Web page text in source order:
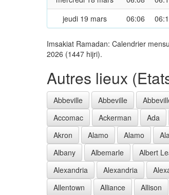
jeudi 19 mars
06:06
Imsakiat Ramadan: Calendrier
2026 (1447 hijri).
Autres lieux
Abbeville Abbeville
Accomac
Ackerman Ada
Akron
Alamo Alamo
Albany
Albemarle Albert
Alexandria
Alexandria
Allentown
Alliance Allison